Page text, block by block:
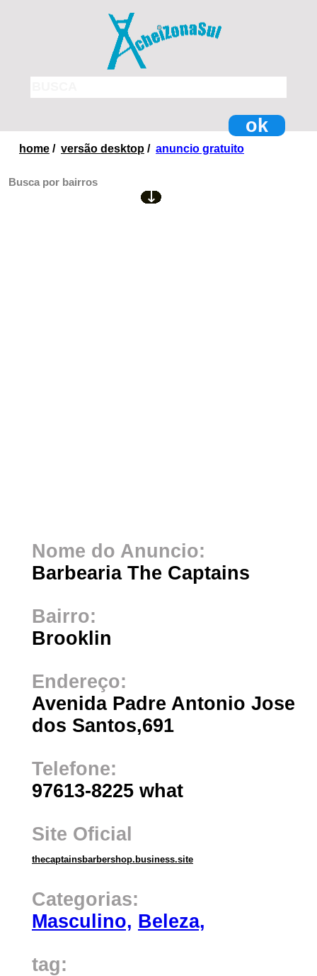
ok
home / versão desktop / anuncio gratuito
Busca por bairros
Nome do Anuncio:
Barbearia The Captains
Bairro:
Brooklin
Endereço:
Avenida Padre Antonio Jose
dos Santos,691
Telefone:
97613-8225 what
Site Oficial
thecaptainsbarbershop.business.site
Categorias:
Masculino, Beleza,
tag: